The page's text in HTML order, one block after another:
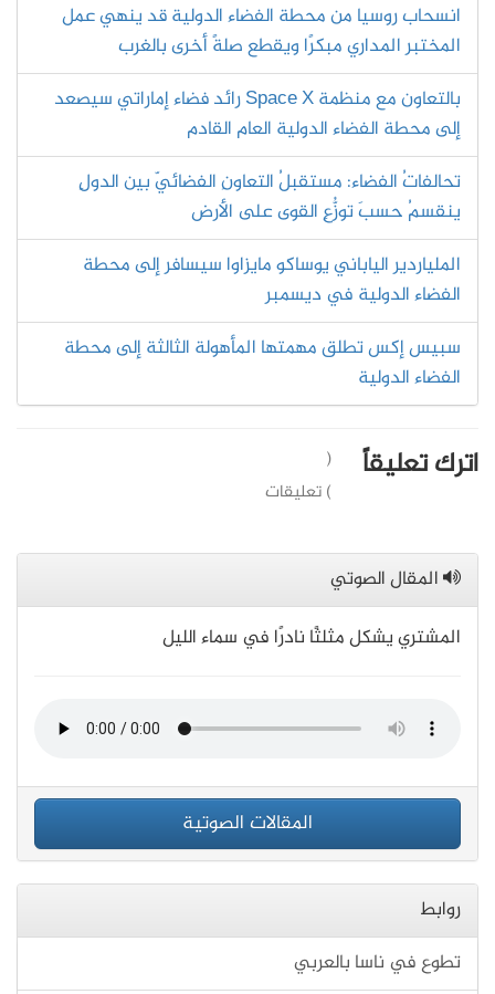
انسحاب روسيا من محطة الفضاء الدولية قد ينهي عمل
المختبر المداري مبكرًا ويقطع صلةً أخرى بالغرب
بالتعاون مع منظمة Space X رائد فضاء إماراتي سيصعد
إلى محطة الفضاء الدولية العام القادم
تحالفاتُ الفضاء: مستقبلُ التعاونِ الفضائيّ بين الدولِ
ينقسمُ حسبَ توزُّعِ القوى على الأرض
الملياردير الياباني يوساكو مايزاوا سيسافر إلى محطة
الفضاء الدولية في ديسمبر
سبيس إكس تطلق مهمتها المأهولة الثالثة إلى محطة
الفضاء الدولية
اترك تعليقاً
(
) تعليقات
المقال الصوتي
المشتري يشكل مثلثًا نادرًا في سماء الليل
المقالات الصوتية
روابط
تطوع في ناسا بالعربي